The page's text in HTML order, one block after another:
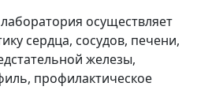
осуществляет
сердца, сосудов, печени,
железы,
профилактическое